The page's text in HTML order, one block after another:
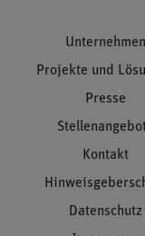
Unternehmen
Projekte und
Presse
Kontakt
Datenschutz